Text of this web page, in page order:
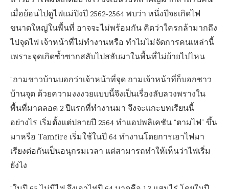
เมื่อย้อนไปดูไฟแม่ปิงปี 2562-2564 พบว่า หนึ่งปีจะเกิดไฟ
ขนาดใหญ่ในพื้นที่ อาจจะไม่พร้อมกัน คิดว่าใครกล้ามากถึง
ไปจุดไฟ เจ้าหน้าที่ไม่ทำงานหรือ ทำไมไม่จัดการคนเหล่านี้
เพราะจุดเกิดซ้ำซากสลับไปสลับมาในพื้นที่ไม่ย้ายไปไหน
“ถามชาวบ้านบอกว่าเจ้าหน้าที่จุด ถามเจ้าหน้าที่ก็บอกชาว
บ้านจุด ด้วยความงงงวยแบบนี้จึงเป็นเรื่องลับลวงพรางใน
พื้นที่มาตลอด 2 ปีแรกที่ทำงานมา จึงจะแกะบทเรียนนี้
อย่างไร เริ่มตั้งแต่ปลายปี 2564 ทำแอปพลิเคชัน “ตามไฟ” ขึ้น
มาหรือ Tamfire เริ่มใช้ในปี 64 ทำงานโดยการเอาไฟมา
เรียงต่อกันเป็นอนุกรมเวลา แต่สามารถทำให้เห็นว่าไฟเริ่ม
ยังไง